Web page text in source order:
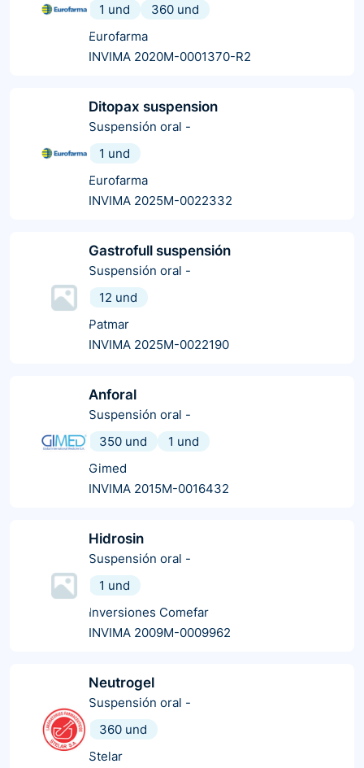
1 und
360 und
Eurofarma
INVIMA 2020M-0001370-R2
Ditopax suspension
Suspensión oral -
1 und
Eurofarma
INVIMA 2025M-0022332
Gastrofull suspensión
Suspensión oral -
12 und
Patmar
INVIMA 2025M-0022190
Anforal
Suspensión oral -
350 und
1 und
Gimed
INVIMA 2015M-0016432
Hidrosin
Suspensión oral -
1 und
Inversiones Comefar
INVIMA 2009M-0009962
Neutrogel
Suspensión oral -
360 und
Stelar